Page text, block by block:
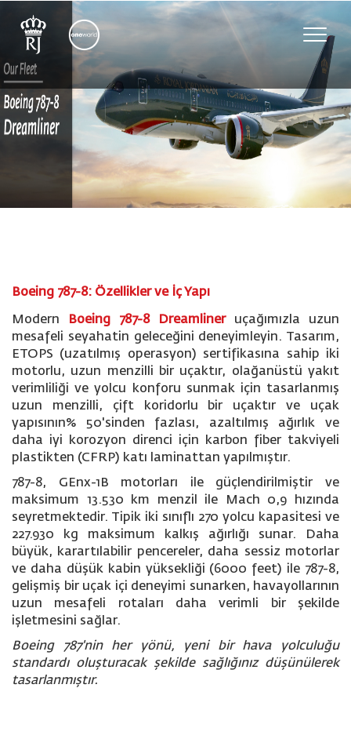
Toggle
Boeing 787-8: Özellikler ve İç Yapı
Modern Boeing 787-8 Dreamlineruçağımızla uzun
mesafeli seyahatin geleceğini deneyimleyin. Tasarım,
ETOPS (uzatılmış operasyon) sertifikasına sahip iki
motorlu, uzun menzilli bir uçaktır, olağanüstü yakıt
verimliliği ve yolcu konforu sunmak için tasarlanmış
uzun menzilli, çift koridorlu bir uçaktır ve uçak
yapısının% 50'sinden fazlası, azaltılmış ağırlık ve
daha iyi korozyon direnci için karbon fiber takviyeli
plastikten (CFRP) katı laminattan yapılmıştır.
787-8, GEnx-1B motorları ile güçlendirilmiştir ve
maksimum 13.530 km menzil ile Mach 0,9 hızında
seyretmektedir. Tipik iki sınıflı 270 yolcu kapasitesi ve
227.930 kg maksimum kalkış ağırlığı sunar. Daha
büyük, karartılabilir pencereler, daha sessiz motorlar
ve daha düşük kabin yüksekliği (6000 feet) ile 787-8,
gelişmiş bir uçak içi deneyimi sunarken, havayollarının
uzun mesafeli rotaları daha verimli bir şekilde
işletmesini sağlar.
Boeing 787'nin her yönü, yeni bir hava yolculuğu
standardı oluşturacak şekilde sağlığınız düşünülerek
tasarlanmıştır.